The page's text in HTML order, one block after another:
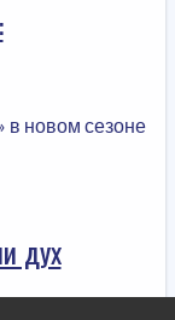
в новом сезоне
дух